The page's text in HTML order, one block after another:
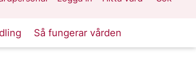
Så fungerar vården